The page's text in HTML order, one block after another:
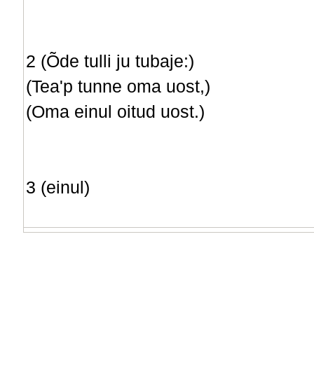
2 (Õde tulli ju tubaje:)
(Tea'p tunne oma uost,)
(Oma einul oitud uost.)
3 (einul)